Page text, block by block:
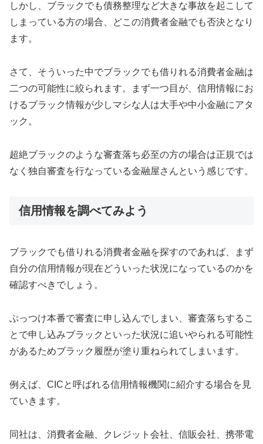
しかし、ブラックでも債務整理など大きな事故を起こして
しまっている方の場合、どこの消費者金融でも否決となり
ます。
さて、そういった中でブラックでも借りれる消費者金融は
二つの可能性に絞られます。まず一つ目が、信用情報にお
けるブラック情報が少しマシな人は大手や中小金融にアタ
ック。
超絶ブラックのような審査落ち必至の方の場合は正規では
なく独自審査を行なっている金融屋さんという感じです。
信用情報を調べてみよう
ブラックでも借りれる消費者金融を探すのであれば、まず
自分の信用情報が現在どういった状況になっているのかを
確認すべきでしょう。
ぶっつけ本番で審査に申し込んでしまい、審査落ちするこ
とで申し込みブラックといった状況に追いやられる可能性
があるためブラック履歴が塗り重ねられてしまいます。
例えば、CICと呼ばれる信用情報機関に紹介する場合を見
ていきます。
同社は、消費者金融、クレジット会社、信販会社、携帯電